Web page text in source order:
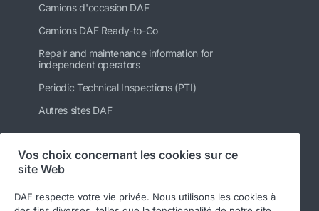
Camions d'occasion DAF
Camions DAF Ready-to-Go
Repair and maintenance information for
independent operators
Periodic Technical Inspections (PTI)
Autres sites DAF
Suivez-nous
Vos choix concernant les cookies sur ce
site Web
DAF respecte votre vie privée. Nous utilisons les cookies à